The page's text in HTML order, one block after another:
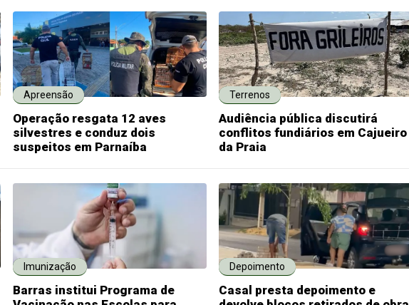
Apreensão
Operação resgata 12 aves
silvestres e conduz dois
suspeitos em Parnaíba
Terrenos
Audiência pública discutirá
conflitos fundiários em Cajueiro
da Praia
Imunização
Barras institui Programa de
Depoimento
Casal presta depoimento e